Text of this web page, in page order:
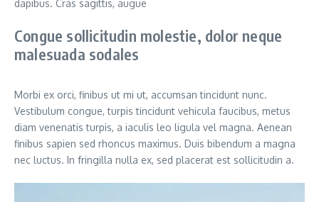
dapibus. Cras sagittis, augue
Congue sollicitudin molestie, dolor neque
malesuada sodales
Morbi ex orci, finibus ut mi ut, accumsan tincidunt nunc.
Vestibulum congue, turpis tincidunt vehicula faucibus, metus
diam venenatis turpis, a iaculis leo ligula vel magna. Aenean
finibus sapien sed rhoncus maximus. Duis bibendum a magna
nec luctus. In fringilla nulla ex, sed placerat est sollicitudin a.